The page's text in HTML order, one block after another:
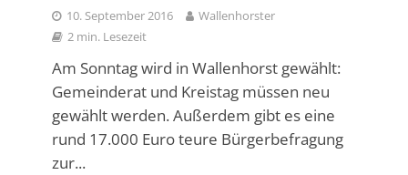
10. September 2016
Wallenhorster
2 min. Lesezeit
Am Sonntag wird in Wallenhorst gewählt:
Gemeinderat und Kreistag müssen neu
gewählt werden. Außerdem gibt es eine
rund 17.000 Euro teure Bürgerbefragung
zur...